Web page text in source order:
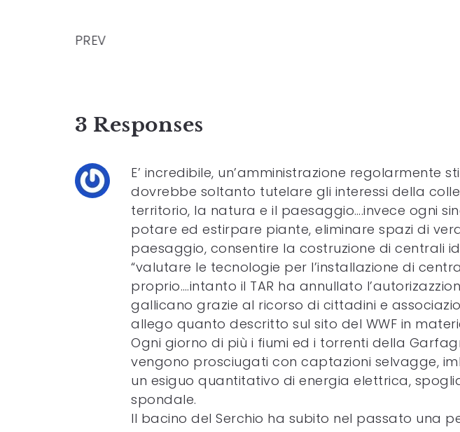
PREV
3 Responses
E’ incredibile, un’amministrazione regolarmente
dovrebbe soltanto tutelare gli interessi della
territorio, la natura e il paesaggio….invece ogni
potare ed estirpare piante, eliminare spazi di
paesaggio, consentire la costruzione di centrali
“valutare le tecnologie per l’installazione di
proprio….intanto il TAR ha annullato
gallicano grazie al ricorso di cittadini e
allego quanto descritto sul sito del WWF in
Ogni giorno di più i fiumi ed i torrenti della
vengono prosciugati con captazioni selvagge,
un esiguo quantitativo di energia elettrica,
spondale.
Il bacino del Serchio ha subito nel passato una